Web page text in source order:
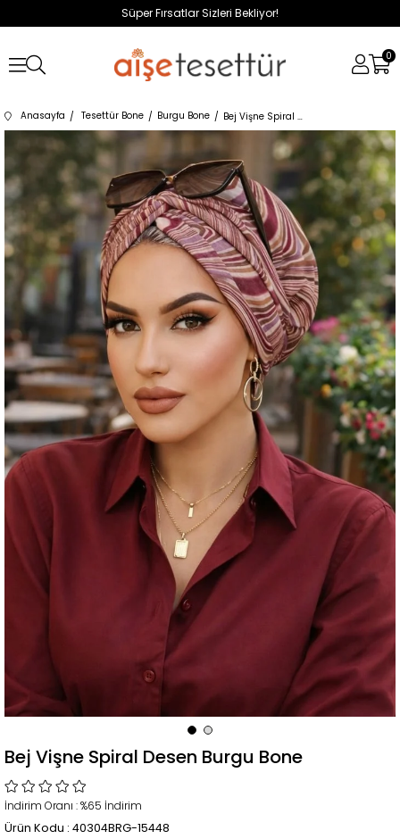
Süper Fırsatlar Sizleri Bekliyor!
0
Anasayfa Tesettür Bone Burgu Bone Bej Vişne Spiral Desen Burgu Bone
Bej Vişne Spiral Desen Burgu Bone
İndirim Oranı :%65 İndirim
Ürün Kodu : 40304BRG-15448